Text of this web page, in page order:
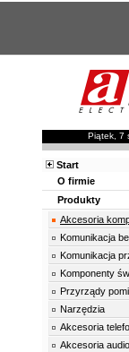
Piątek, 7
Start
O firmie
Produkty
Akcesoria
Komunikacja
Komunikacja
Komponenty
Przyrządy
Narzędzia
Akcesoria
Akcesoria